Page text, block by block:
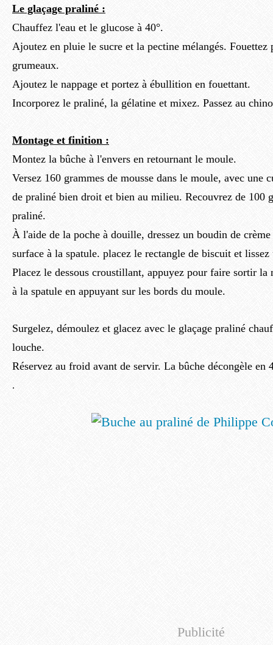
Le glaçage praliné :
Chauffez l'eau et le glucose à 40°.
Ajoutez en pluie le sucre et la pectine mélangés. Fouettez
grumeaux.
Ajoutez le nappage et portez à ébullition en fouettant.
Incorporez le praliné, la gélatine et mixez. Passez au
Montage et finition :
Montez la bûche à l'envers en retournant le moule.
Versez 160 grammes de mousse dans le moule, avec une
de praliné bien droit et bien au milieu. Recouvrez de 100
praliné.
À l'aide de la poche à douille, dressez un boudin de
surface à la spatule. placez le rectangle de biscuit et lissez
Placez le dessous croustillant, appuyez pour faire sortir la
à la spatule en appuyant sur les bords du moule.
Surgelez, démoulez et glacez avec le glaçage praliné
louche.
Réservez au froid avant de servir. La bûche décongèle
.
Publicité